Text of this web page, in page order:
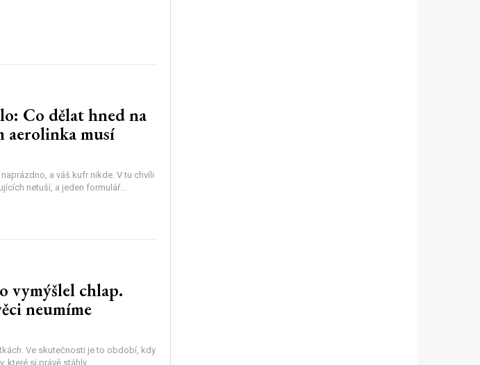
Co dělat hned na
aerolinka musí
a váš kufr nikde. V tu chvíli
netuší, a jeden formulář...
vymýšlel chlap.
neumíme
Ve skutečnosti je to období, kdy
které si právě stáhly...